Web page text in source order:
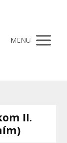
MENU
II.